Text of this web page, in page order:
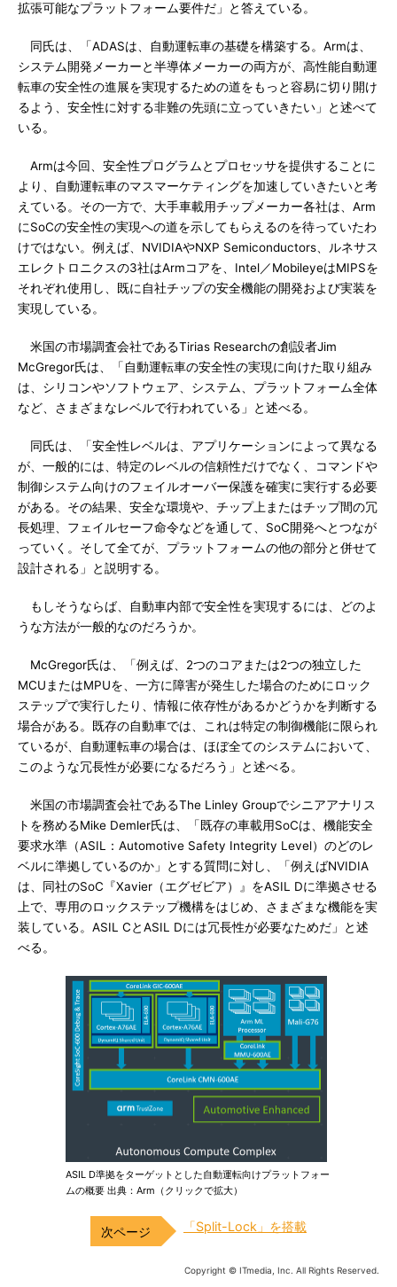
拡張可能なプラットフォーム要件だ」と答えている。
同氏は、「ADASは、自動運転車の基礎を構築する。Armは、
システム開発メーカーと半導体メーカーの両方が、高性能自動運
転車の安全性の進展を実現するための道をもっと容易に切り開け
るよう、安全性に対する非難の先頭に立っていきたい」と述べて
いる。
Armは今回、安全性プログラムとプロセッサを提供することに
より、自動運転車のマスマーケティングを加速していきたいと考
えている。その一方で、大手車載用チップメーカー各社は、Arm
にSoCの安全性の実現への道を示してもらえるのを待っていたわ
けではない。例えば、NVIDIAやNXP Semiconductors、ルネサス
エレクトロニクスの3社はArmコアを、Intel／MobileyeはMIPSを
それぞれ使用し、既に自社チップの安全機能の開発および実装を
実現している。
米国の市場調査会社であるTirias Researchの創設者Jim
McGregor氏は、「自動運転車の安全性の実現に向けた取り組み
は、シリコンやソフトウェア、システム、プラットフォーム全体
など、さまざまなレベルで行われている」と述べる。
同氏は、「安全性レベルは、アプリケーションによって異なる
が、一般的には、特定のレベルの信頼性だけでなく、コマンドや
制御システム向けのフェイルオーバー保護を確実に実行する必要
がある。その結果、安全な環境や、チップ上またはチップ間の冗
長処理、フェイルセーフ命令などを通して、SoC開発へとつなが
っていく。そして全てが、プラットフォームの他の部分と併せて
設計される」と説明する。
もしそうならば、自動車内部で安全性を実現するには、どのよ
うな方法が一般的なのだろうか。
McGregor氏は、「例えば、2つのコアまたは2つの独立した
MCUまたはMPUを、一方に障害が発生した場合のためにロック
ステップで実行したり、情報に依存性があるかどうかを判断する
場合がある。既存の自動車では、これは特定の制御機能に限られ
ているが、自動運転車の場合は、ほぼ全てのシステムにおいて、
このような冗長性が必要になるだろう」と述べる。
米国の市場調査会社であるThe Linley Groupでシニアアナリス
トを務めるMike Demler氏は、「既存の車載用SoCは、機能安全
要求水準（ASIL：Automotive Safety Integrity Level）のどのレ
ベルに準拠しているのか」とする質問に対し、「例えばNVIDIA
は、同社のSoC『Xavier（エグゼビア）』をASIL Dに準拠させる
上で、専用のロックステップ機構をはじめ、さまざまな機能を実
装している。ASIL CとASIL Dには冗長性が必要なためだ」と述
べる。
ASIL D準拠をターゲットとした自動運転向けプラットフォー
ムの概要 出典：Arm（クリックで拡大）
「Split-Lock」を搭載
Copyright © ITmedia, Inc. All Rights Reserved.